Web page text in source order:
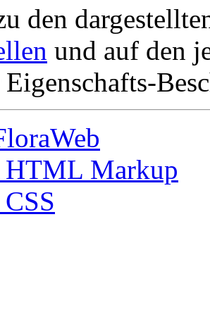
den
und auf den
HTML Markup